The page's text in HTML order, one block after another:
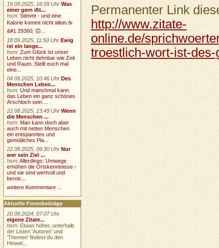
Permanenter Link
http://www.zitate-
online.de/
troestlich-wort-ist-
19.09.2025, 16:09 Uhr Was
einer gern ißt...
hsm:Stimmt - und eine
Kalorie kommt nicht allein.☕
&#1 29360; 🙃...
18.09.2025, 11:50 Uhr Ewig
ist ein lange...
hsm:Zum Glück ist unser
Leben nicht dehnbar wie Zeit
und Raum. Stellt euch mal
eine...
04.09.2025, 10:46 Uhr Des
Menschen Leben...
hsm:Und manchmal kann
das Leben ein ganz schönes
Arschloch sein....
22.08.2025, 13:49 Uhr Wenn
die Menschen ...
hsm:Man kann doch aber
auch mit netten Menschen
ein entspanntes und
gemütliches Pla...
22.08.2025, 09:30 Uhr Nur
wer sein Ziel ...
hsm:Allerdings: Umwege
erhöhen die Ortskenntnisse -
und sie sind wertvoll und
bereic...
weitere Kommentare ...
Aktuelle Forenbeiträge
20.09.2024, 07:07 Uhr
eigene Zitate...
hsm: Etwas höher, unterhalb
der Listen 'Autoren' und
'Themen' findest du den
Hinwei...